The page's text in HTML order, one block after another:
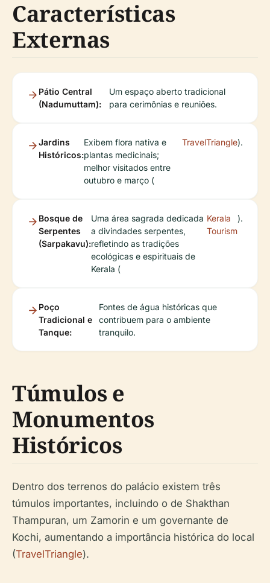
Características
Externas
Pátio Central
(Nadumuttam):
Um espaço aberto tradicional
para cerimônias e reuniões.
Jardins
Históricos:
Exibem flora nativa e
plantas medicinais;
melhor visitados entre
outubro e março (
TravelTriangle).
Bosque de
Serpentes
(Sarpakavu):
Uma área sagrada dedicada
a divindades serpentes,
refletindo as tradições
ecológicas e espirituais de
Kerala (
Kerala
Tourism
).
Poço
Tradicional e
Tanque:
Fontes de água históricas que
contribuem para o ambiente
tranquilo.
Túmulos e
Monumentos
Históricos
Dentro dos terrenos do palácio existem três
túmulos importantes, incluindo o de Shakthan
Thampuran, um Zamorin e um governante de
Kochi, aumentando a importância histórica do local
(TravelTriangle).